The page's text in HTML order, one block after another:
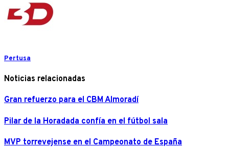
Pertusa
Noticias relacionadas
Gran refuerzo para el CBM Almoradí
Pilar de la Horadada confía en el fútbol sala
MVP torrevejense en el Campeonato de España